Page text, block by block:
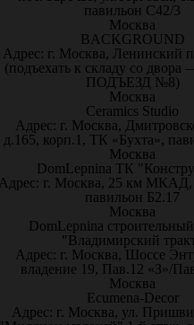
павильон С42/3
Москва
BACKGROUND
Адрес: г. Москва, Ленинский
(подъехать к складу со двора
ПОДЪЕЗД №8)
Москва
Ceramics Studio
Адрес: г. Москва,
д.165, корп.1, ТК «Бухта»,
Москва
DomLepnina ТК
г. Москва, 25 км МКАД,
павильон Б2.17
Москва
DomLepnina
"Владимирский
Адрес: г. Москва, Шоссе
владение 19, Пав.12 «З»/
Москва
Ecumena-Decor
Адрес: г. Москва, ул.